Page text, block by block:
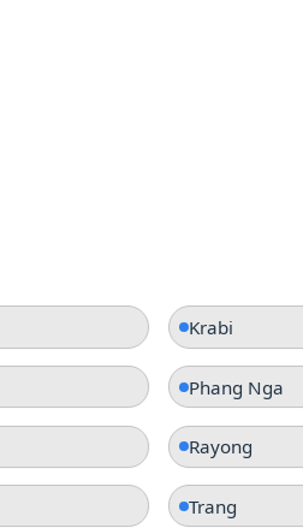
Krabi
Phang Nga
Rayong
Trang